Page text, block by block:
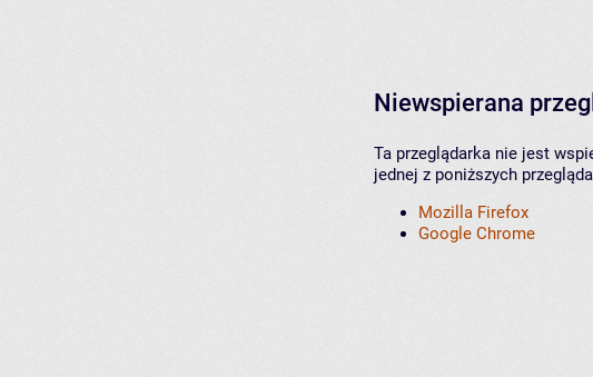
Niewspierana
Ta przeglądarka nie jest
jednej z poniższych
Mozilla Firefox
Google Chrome